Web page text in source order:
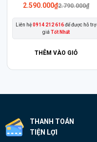
2.790.000₫
Giá
2.790.000₫.
2.590.000₫Giá
là:
2.590.000₫.
Liên hệ0914 212 616để được hỗ trợ
giá Tốt Nhất
THÊM VÀO GIỎ
THANH TOÁN
TIỆN LỢI